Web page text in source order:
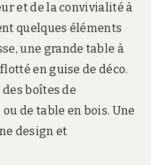
et de la convivialité à
quelques éléments
une grande table à
en guise de déco.
boîtes de
de table en bois. Une
design et